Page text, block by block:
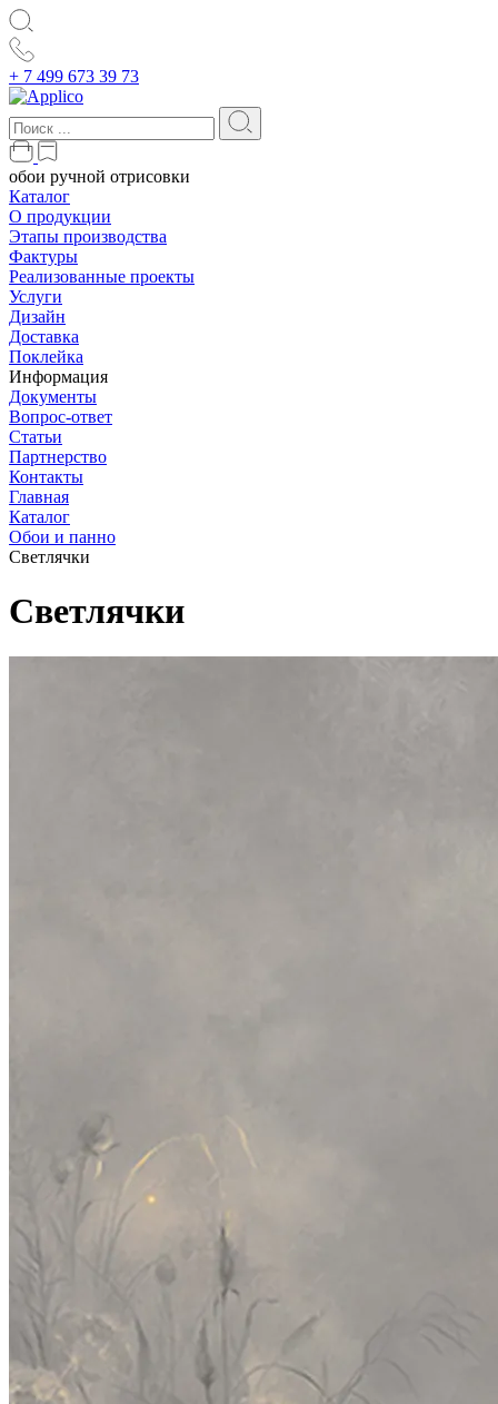
+ 7 499 673 39 73
обои ручной отрисовки
Каталог
О продукции
Этапы производства
Фактуры
Реализованные проекты
Услуги
Дизайн
Доставка
Поклейка
Информация
Документы
Вопрос-ответ
Статьи
Партнерство
Контакты
Главная
Каталог
Обои и панно
Светлячки
Светлячки